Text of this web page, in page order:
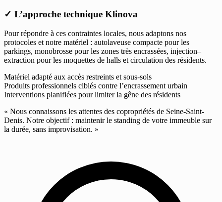
✓ L’approche technique Klinova
Pour répondre à ces contraintes locales, nous adaptons nos
protocoles et notre matériel : autolaveuse compacte pour les
parkings, monobrosse pour les zones très encrassées, injection–
extraction pour les moquettes de halls et circulation des résidents.
Matériel adapté aux accès restreints et sous-sols
Produits professionnels ciblés contre l’encrassement urbain
Interventions planifiées pour limiter la gêne des résidents
« Nous connaissons les attentes des copropriétés de Seine-Saint-
Denis. Notre objectif : maintenir le standing de votre immeuble sur
la durée, sans improvisation. »